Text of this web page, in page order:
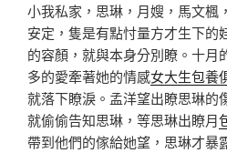
小我私家，思琳，月嫂，馬文楓
安定，隻是有點忖量方才生下的
的容顏，就與本身分別瞭。十月
多的愛牽著她的情感女大生包養
就落下瞭淚。孟洋望出瞭思琳的
就偷偷告知思琳，等思琳出瞭月
帶到他們的傢給她望，思琳才暴